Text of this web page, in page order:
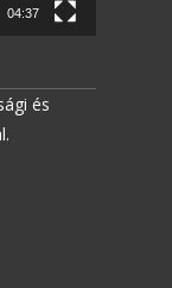
04:37
és